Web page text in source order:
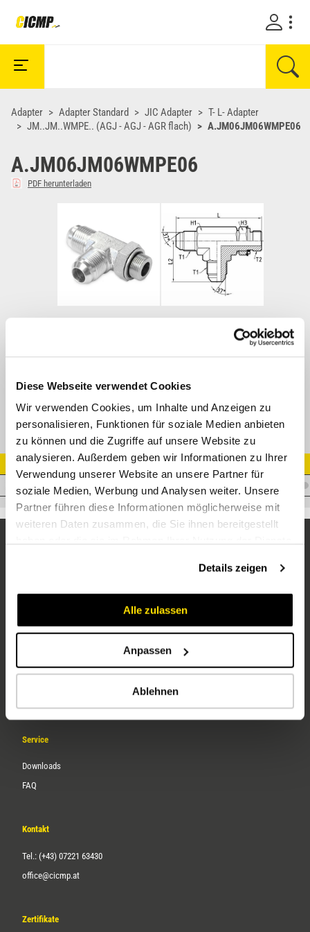
Diese Webseite verwendet Cookies
Wir verwenden Cookies, um Inhalte und Anzeigen zu
personalisieren, Funktionen für soziale Medien anbieten
zu können und die Zugriffe auf unsere Website zu
analysieren. Außerdem geben wir Informationen zu Ihrer
Verwendung unserer Website an unsere Partner für
soziale Medien, Werbung und Analysen weiter. Unsere
Partner führen diese Informationen möglicherweise mit
weiteren Daten zusammen, die Sie ihnen bereitgestellt
Details zeigen
Alle zulassen
Anpassen
Ablehnen
Adapter Adapter Standard JIC Adapter
T- L- Adapter
JM..JM..WMPE.. (AGJ - AGJ - AGR flach)
A.JM06JM06WMPE06
A.JM06JM06WMPE06
PDF herunterladen
Artikel Nr.
A.JM06JM06WMPE06
Über uns
Service
Downloads
FAQ
Kontakt
Tel.: (+43) 07221 63430
office@cicmp.at
Zertifikate